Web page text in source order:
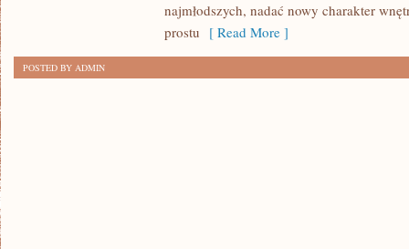
najmłodszych, nadać nowy charakter
prostu [ Read More ]
POSTED BY ADMIN